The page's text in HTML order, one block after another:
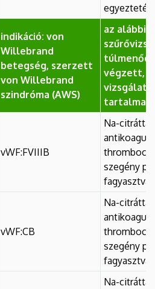
egyeztetés
indikáció: von
Willebrand
betegség, szerzett
von Willebrand
szindróma (AWS)
az alábbi
végzett,
vWF:FVIIIB
Na-citráttal
szegény
fagyasztva
vWF:CB
Na-citráttal
szegény
fagyasztva
Na-citráttal